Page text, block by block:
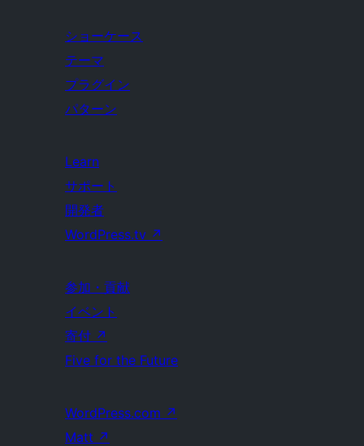
ショーケース
テーマ
プラグイン
パターン
Learn
サポート
開発者
WordPress.tv ↗
参加・貢献
イベント
寄付 ↗
Five for the Future
WordPress.com ↗
Matt ↗